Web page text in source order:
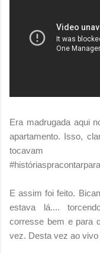
Era madrugada aqui
apartamento. Isso,
tocavam
E assim foi feito.
estava lá....
corresse bem e para
vez. Desta vez ao vivo